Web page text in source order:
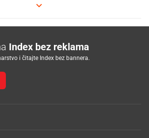
Index bez reklama
i čitajte Index bez bannera.